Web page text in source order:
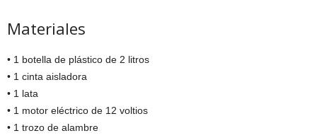
Materiales
• 1 botella de plástico de 2 litros
• 1 cinta aisladora
• 1 lata
• 1 motor eléctrico de 12 voltios
• 1 trozo de alambre